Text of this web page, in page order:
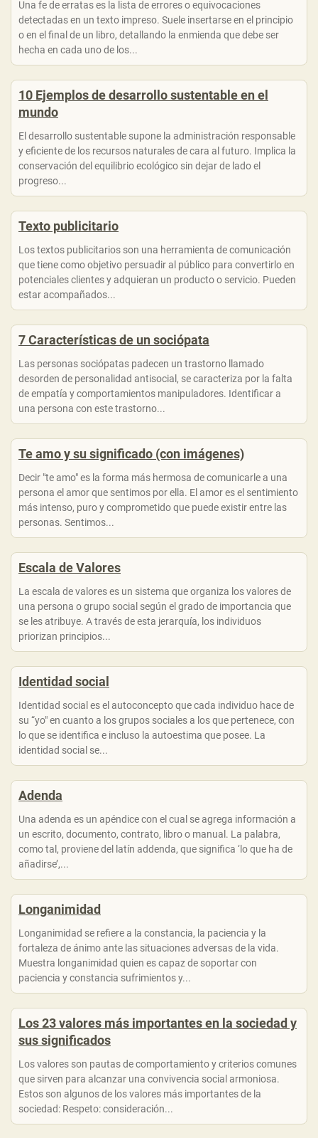
Una fe de erratas es la lista de errores o equivocaciones
detectadas en un texto impreso. Suele insertarse en el principio
o en el final de un libro, detallando la enmienda que debe ser
hecha en cada uno de los...
10 Ejemplos de desarrollo sustentable en el
mundo
El desarrollo sustentable supone la administración responsable
y eficiente de los recursos naturales de cara al futuro. Implica la
conservación del equilibrio ecológico sin dejar de lado el
progreso...
Texto publicitario
Los textos publicitarios son una herramienta de comunicación
que tiene como objetivo persuadir al público para convertirlo en
potenciales clientes y adquieran un producto o servicio. Pueden
estar acompañados...
7 Características de un sociópata
Las personas sociópatas padecen un trastorno llamado
desorden de personalidad antisocial, se caracteriza por la falta
de empatía y comportamientos manipuladores. Identificar a
una persona con este trastorno...
Te amo y su significado (con imágenes)
Decir "te amo" es la forma más hermosa de comunicarle a una
persona el amor que sentimos por ella. El amor es el sentimiento
más intenso, puro y comprometido que puede existir entre las
personas. Sentimos...
Escala de Valores
La escala de valores es un sistema que organiza los valores de
una persona o grupo social según el grado de importancia que
se les atribuye. A través de esta jerarquía, los individuos
priorizan principios...
Identidad social
Identidad social es el autoconcepto que cada individuo hace de
su “yo" en cuanto a los grupos sociales a los que pertenece, con
lo que se identifica e incluso la autoestima que posee. La
identidad social se...
Adenda
Una adenda es un apéndice con el cual se agrega información a
un escrito, documento, contrato, libro o manual. La palabra,
como tal, proviene del latín addenda, que significa ‘lo que ha de
añadirse’,...
Longanimidad
Longanimidad se refiere a la constancia, la paciencia y la
fortaleza de ánimo ante las situaciones adversas de la vida.
Muestra longanimidad quien es capaz de soportar con
paciencia y constancia sufrimientos y...
Los 23 valores más importantes en la sociedad y
sus significados
Los valores son pautas de comportamiento y criterios comunes
que sirven para alcanzar una convivencia social armoniosa.
Estos son algunos de los valores más importantes de la
sociedad: Respeto: consideración...